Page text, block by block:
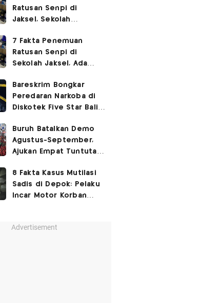
Ratusan Senpi di
Jaksel, Sekolah
Kegiatan Eskul
Menembak
7 Fakta Penemuan
Ratusan Senpi di
Sekolah Jaksel, Ada
Ruang Bunker
Bareskrim Bongkar
Peredaran Narkoba di
Diskotek Five Star Bali,
Buruh Batalkan Demo
Agustus-September,
Ajukan Empat Tuntutan
8 Fakta Kasus Mutilasi
Sadis di Depok: Pelaku
Incar Motor Korban
Advertisement